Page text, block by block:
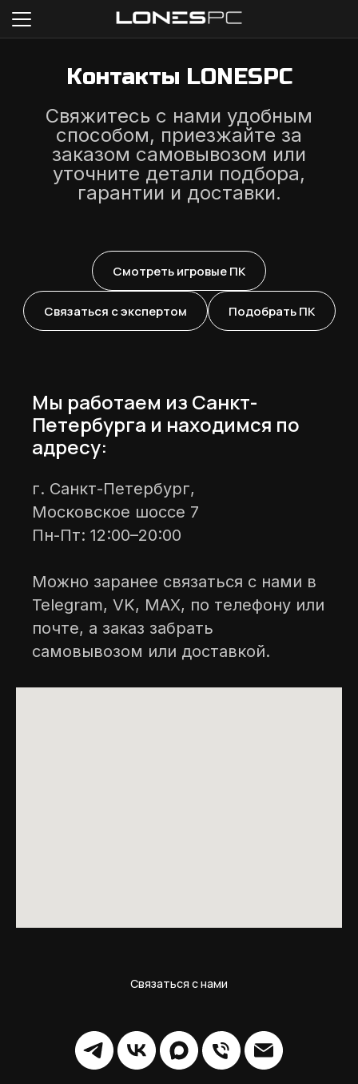
Контакты LONESPC
Свяжитесь с нами удобным
способом, приезжайте за
заказом самовывозом или
уточните детали подбора,
гарантии и доставки.
Смотреть игровые ПК
Связаться с экспертом Подобрать ПК
Мы работаем из Санкт-
Петербурга и находимся по
адресу:
г. Санкт-Петербург,
Московское шоссе 7
Пн-Пт: 12:00–20:00
Можно заранее связаться с нами в
Telegram, VK, MAX, по телефону или
почте, а заказ забрать
самовывозом или доставкой.
Связаться с нами